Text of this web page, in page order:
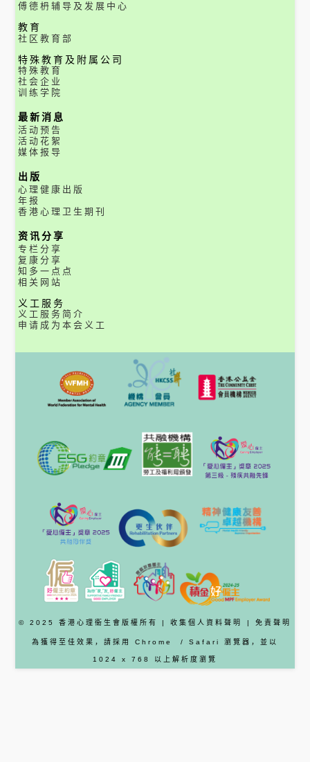
傅德枬辅导及发展中心
教育
社区教育部
特殊教育及附属公司
特殊教育
社会企业
训练学院
最新消息
活动预告
活动花絮
媒体报导
出版
心理健康出版
年报
香港心理卫生期刊
资讯分享
专栏分享
复康分享
知多一点点
相关网站
义工服务
义工服务简介
申请成为本会义工
© 2025 香港心理衞生會版權所有 | 收集個人資料聲明 | 免責聲明
為獲得至佳效果，請採用 Chrome / Safari 瀏覽器 ，並以
1024 x 768 以上解析度瀏覽